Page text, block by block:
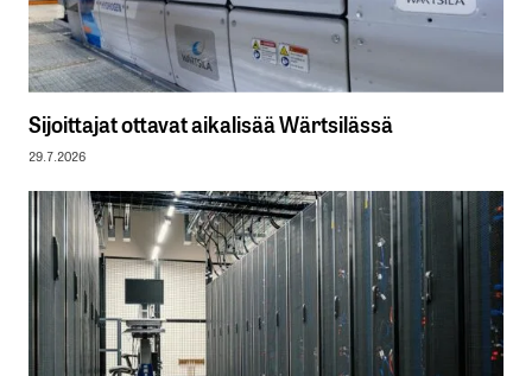
Sijoittajat ottavat aikalisää Wärtsilässä
29.7.2026